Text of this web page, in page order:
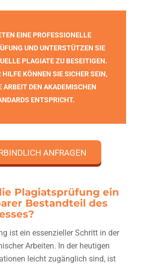
EINE PROFESSIONELLE
UND UNTERSTÜTZEN SIE
PLAGIATE ZU BESEITIGEN.
HILFE KÖNNEN SIE SICHER SEIN,
ARBEIT DEN AKADEMISCHEN
ENTSPRICHT.
ANFRAGEN
Plagiatsprüfung ein
Bestandteil des
ist ein essenzieller Schritt in der
Arbeiten. In der heutigen
leicht zugänglich sind, ist